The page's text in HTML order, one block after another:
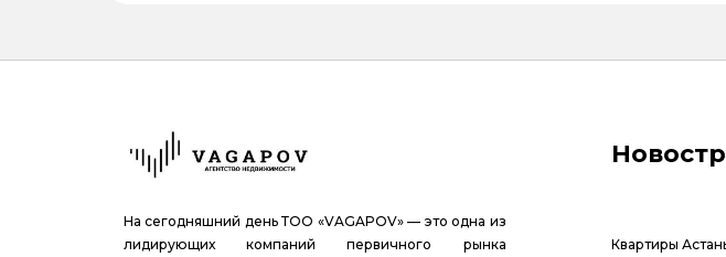
На сегодняшний день ТОО «VAGAPOV» — это одна из
лидирующих компаний первичного рынка
Квартиры